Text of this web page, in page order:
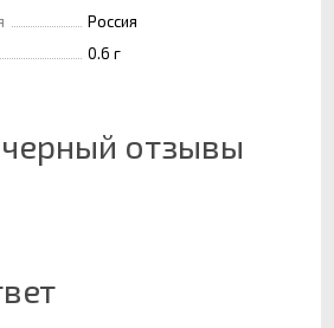
Россия
0.6 г
отзывы